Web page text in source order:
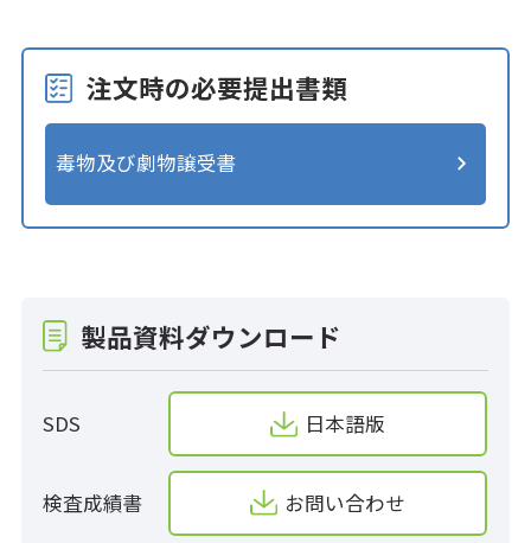
注文時の必要提出書類
毒物及び劇物譲受書
製品資料ダウンロード
SDS 日本語版
検査成績書 お問い合わせ